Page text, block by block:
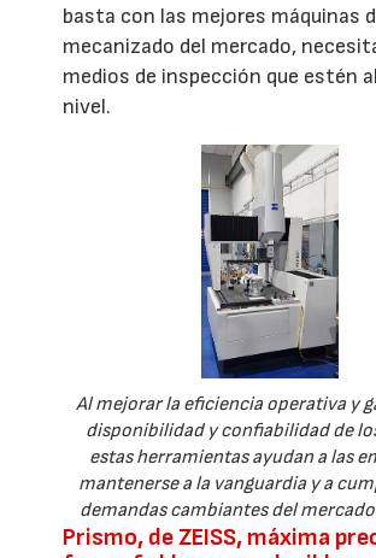
basta con las mejores máquinas
mecanizado del mercado,
medios de inspección que estén
nivel.
Al mejorar la eficiencia operativa y
disponibilidad y confiabilidad de
estas herramientas ayudan a las
mantenerse a la vanguardia y a
demandas cambiantes del
Prismo, de ZEISS, máxima